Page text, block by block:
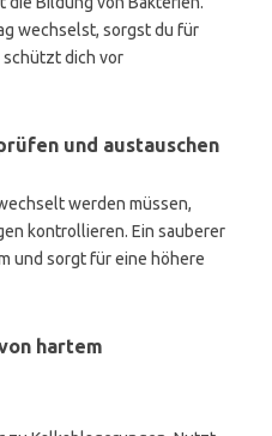
wechselst, sorgst du für
dich vor
und austauschen
werden müssen,
kontrollieren. Ein sauberer
und sorgt für eine höhere
hartem